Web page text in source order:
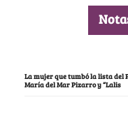
La mujer que tumbó la lista del
María del Mar Pizarro y “Lalis